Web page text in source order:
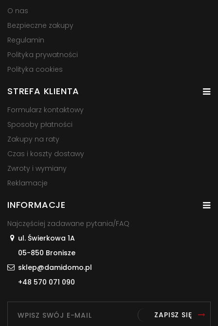
O nas
Bezpieczne zakupy
Regulamin
Polityka prywatności
Polityka cookies
STREFA KLIENTA
Formularz kontaktowy
Sposoby płatności
Zakupy na raty
Czas i koszty dostawy
Zwroty i wymiany
Reklamacje
INFORMACJE
Najczęściej zadawane pytania/FAQ
ul. Świerkowa 1A
05-850 Bronisze
sklep@damidomo.pl
+48 570 071 090
ZAPISZ SIĘ